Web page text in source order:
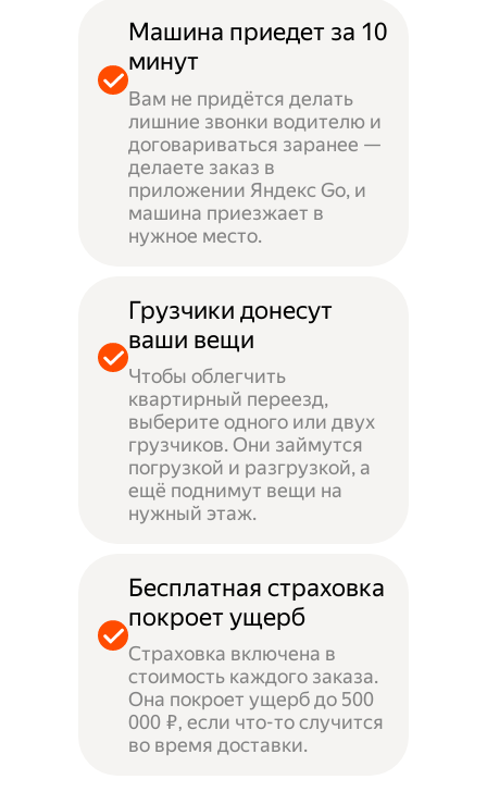
Машина приедет за 10
минут
Вам не придётся делать
лишние звонки водителю и
договариваться заранее —
делаете заказ в
приложении Яндекс Go, и
машина приезжает в
нужное место.
Грузчики донесут
ваши вещи
Чтобы облегчить
квартирный переезд,
выберите одного или двух
грузчиков. Они займутся
погрузкой и разгрузкой, а
ещё поднимут вещи на
нужный этаж.
Бесплатная страховка
покроет ущерб
Страховка включена в
стоимость каждого заказа.
Она покроет ущерб до 500
000 ₽, если что-то случится
во время доставки.